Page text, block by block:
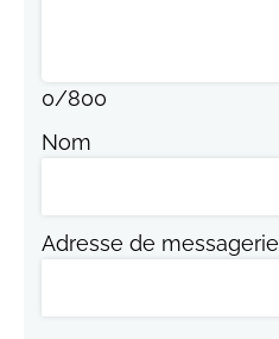
0/800
Nom
Adresse de messagerie